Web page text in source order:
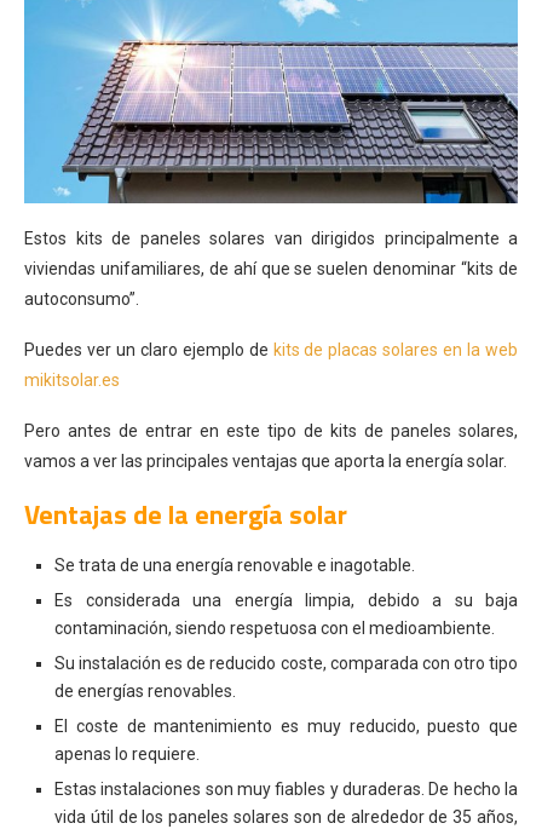
Estos kits de paneles solares van dirigidos principalmente a
viviendas unifamiliares, de ahí que se suelen denominar “kits de
autoconsumo”.
Puedes ver un claro ejemplo de kits de placas solares en la web
mikitsolar.es
Pero antes de entrar en este tipo de kits de paneles solares,
vamos a ver las principales ventajas que aporta la energía solar.
Ventajas de la energía solar
Se trata de una energía renovable e inagotable.
Es considerada una energía limpia, debido a su baja
contaminación, siendo respetuosa con el medioambiente.
Su instalación es de reducido coste, comparada con otro tipo
de energías renovables.
El coste de mantenimiento es muy reducido, puesto que
apenas lo requiere.
Estas instalaciones son muy fiables y duraderas. De hecho la
vida útil de los paneles solares son de alrededor de 35 años,